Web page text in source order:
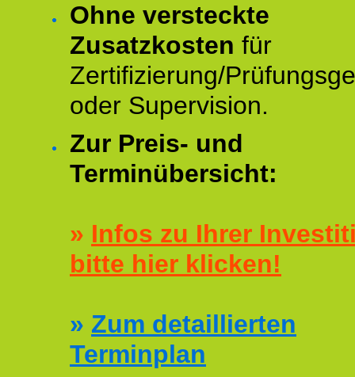
Ohne versteckte
Zusatzkosten für
Zertifizierung/
oder Supervision.
Zur Preis- und
Terminübersicht:
» Infos zu Ihrer
bitte hier klicken!
» Zum detaillierten
Terminplan